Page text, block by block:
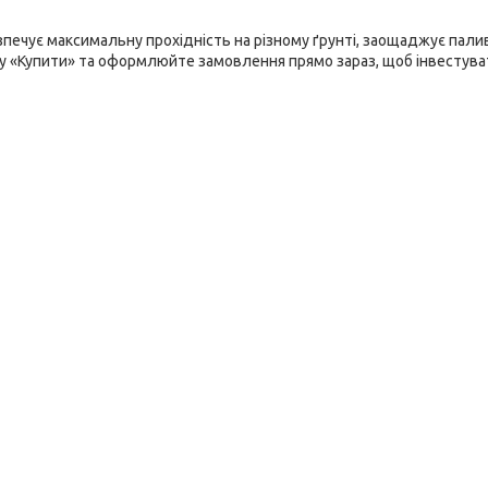
максимальну прохідність на різному ґрунті, заощаджує
«Купити» та оформлюйте замовлення прямо зараз, щоб